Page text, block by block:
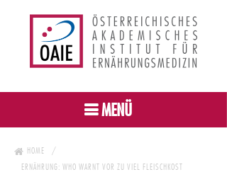
MENÜ
HOME
ERNÄHRUNG: WHO WARNT VOR ZU VIEL FLEISCHKOST